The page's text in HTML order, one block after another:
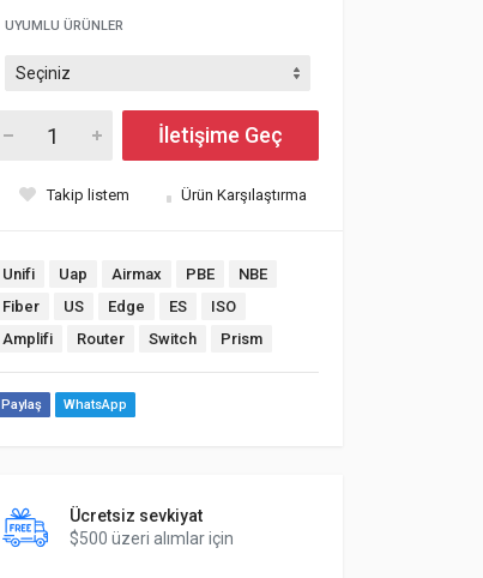
UYUMLU ÜRÜNLER
İletişime Geç
Takip listem Ürün Karşılaştırma
Unifi Uap Airmax PBE
NBE
Fiber
US Edge ES
ISO
Amplifi
Router Switch Prism
Paylaş WhatsApp
Ücretsiz sevkiyat
$500 üzeri alımlar için